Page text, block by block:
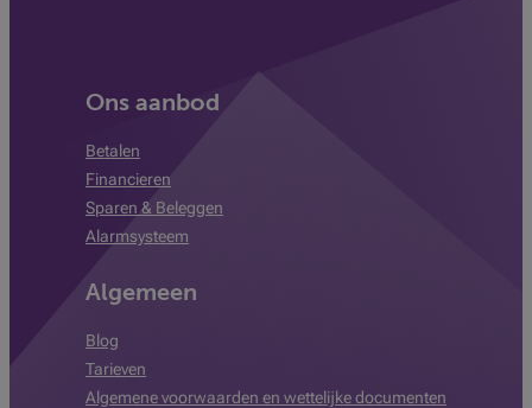
Ons aanbod
Betalen
Financieren
Sparen & Beleggen
Alarmsysteem
Algemeen
Blog
Tarieven
Algemene voorwaarden en wettelijke documenten